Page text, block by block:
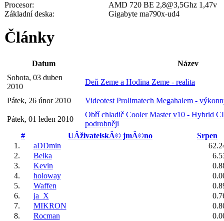
Procesor:
AMD 720 BE 2,8@3,5Ghz 1,47v
Základní deska:
Gigabyte ma790x-ud4
Články
Datum
Název
Sobota, 03 duben
2010
Deň Zeme a Hodina Zeme - realita
Pátek, 26 únor 2010 Videotest Prolimatech Megahalem -
Pátek, 01 leden 2010
Obří chladič Cooler Master v10 - Hybrid
podrobněji
#
UÂživatelskĂ© jmĂ©no
Srpen
1.
aDDmin
2.
Belka
3.
Kevin
4.
holoway
5.
Waffen
6.
ja_X
7.
MIKRON
8.
Rocman